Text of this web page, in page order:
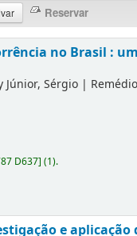
no Brasil :
Júnior, Sérgio |
D637](1).
e aplicação